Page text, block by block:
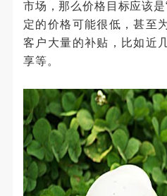
市场，那么价格目标应该
定的价格可能很低，甚至
客户大量的补贴，比如近
享等。